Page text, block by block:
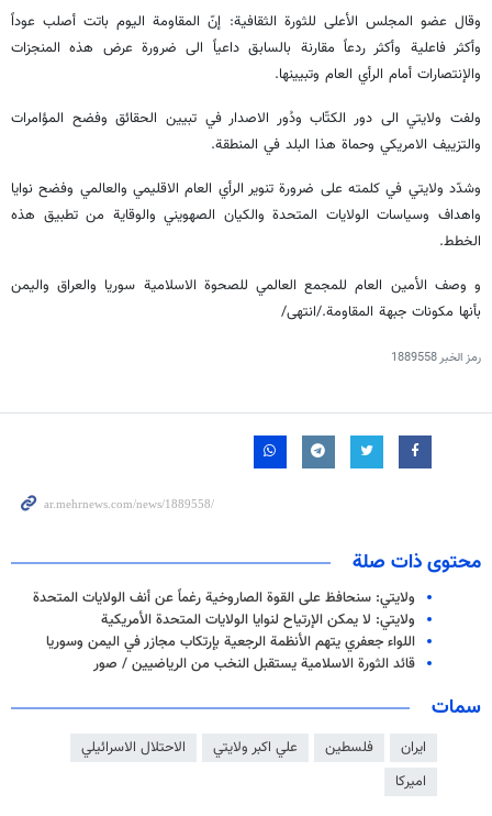
وقال عضو المجلس الأعلى للثورة الثقافية: إنّ المقاومة اليوم باتت أصلب عوداً
وأكثر فاعلية وأكثر ردعاً مقارنة بالسابق داعياً الى ضرورة عرض هذه المنجزات
والإنتصارات أمام الرأي العام وتبيينها.
ولفت ولايتي الى دور الكتّاب ودُور الاصدار في تبيين الحقائق وفضح المؤامرات
والتزييف الامريكي وحماة هذا البلد في المنطقة.
وشدّد ولايتي في كلمته على ضرورة تنوير الرأي العام الاقليمي والعالمي وفضح نوايا
واهداف وسياسات الولايات المتحدة والكيان الصهويني والوقاية من تطبيق هذه
الخطط.
و وصف الأمين العام للمجمع العالمي للصحوة الاسلامية سوريا والعراق واليمن
بأنها مكونات جبهة المقاومة./انتهى/
رمز الخبر1889558
محتوى ذات صلة
ولايتي: سنحافظ على القوة الصاروخية رغماً عن أنف الولايات المتحدة
ولايتي: لا يمكن الإرتياح لنوايا الولايات المتحدة الأمريكية
اللواء جعفري يتهم الأنظمة الرجعية بإرتكاب مجازر في اليمن وسوريا
قائد الثورة الاسلامية يستقبل النخب من الرياضيين / صور
سمات
ايران فلسطين علي اكبر ولايتي
الاحتلال الاسرائيلي
اميركا